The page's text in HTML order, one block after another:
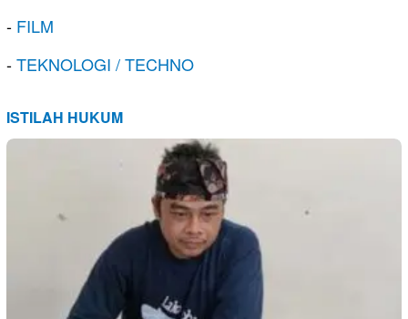
- FILM
-TEKNOLOGI / TECHNO
ISTILAH HUKUM